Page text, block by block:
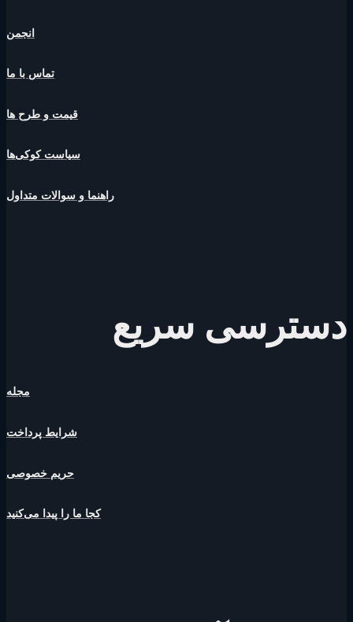
انجمن
تماس با ما
قیمت و طرح ها
سیاست کوکی‌ها
راهنما و سوالات متداول
دسترسی سریع
مجله
شرایط پرداخت
حریم خصوصی
کجا ما را پیدا می‌کنید